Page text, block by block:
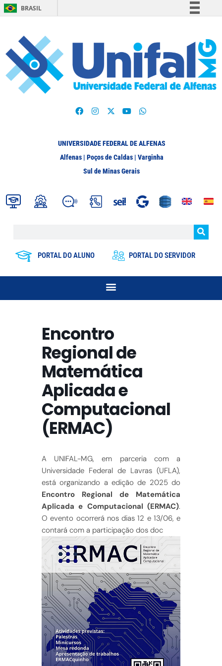
BRASIL
Participe
Acesso à informação
Legislação
UNIVERSIDADE FEDERAL DE ALFENAS
Alfenas | Poços de Caldas | Varginha
Sul de Minas Gerais
PORTAL DO ALUNO PORTAL DO SERVIDOR
Encontro
Regional de
Matemática
Aplicada e
Computacional
(ERMAC)
A UNIFAL-MG, em parceria com a
Universidade Federal de Lavras (UFLA),
está organizando a edição de 2025 do
Encontro Regional de Matemática
Aplicada e Computacional (ERMAC).
O evento ocorrerá nos dias 12 e 13/06, e
contará com a participação dos doc